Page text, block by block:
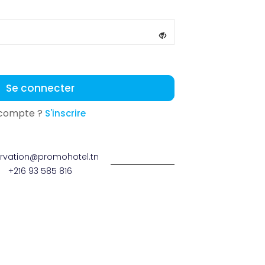
Se connecter
? S'inscrire
+216 93 585 816